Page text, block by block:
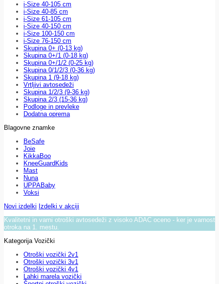
i-Size 40-105 cm
i-Size 40-85 cm
i-Size 61-105 cm
i-Size 40-150 cm
i-Size 100-150 cm
i-Size 76-150 cm
Skupina 0+ (0-13 kg)
Skupina 0+/1 (0-18 kg)
Skupina 0+/1/2 (0-25 kg)
Skupina 0/1/2/3 (0-36 kg)
Skupina 1 (9-18 kg)
Vrtljivi avtosedeži
Skupina 1/2/3 (9-36 kg)
Skupina 2/3 (15-36 kg)
Podloge in prevleke
Dodatna oprema
Blagovne znamke
BeSafe
Joie
KikkaBoo
KneeGuardKids
Mast
Nuna
UPPABaby
Voksi
Novi izdelki Izdelki v akciji
Kvalitetni in varni otroški avtosedeži z visoko ADAC oceno - ker je varnost
otroka na 1. mestu.
Kategorija Vozički
Otroški vozički 2v1
Otroški vozički 3v1
Otroški vozički 4v1
Lahki marela vozički